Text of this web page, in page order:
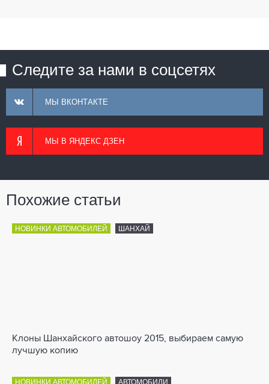
Следите за нами в соцсетях
МЫ ВКОНТАКТЕ
МЫ В ЯНДЕКС ДЗЕН
Похожие статьи
НОВИНКИ АВТОМОБИЛЕЙ ШАНХАЙ
Клоны Шанхайского автошоу 2015, выбираем самую
лучшую копию
НОВИНКИ АВТОМОБИЛЕЙ АВТОМОБИЛИ